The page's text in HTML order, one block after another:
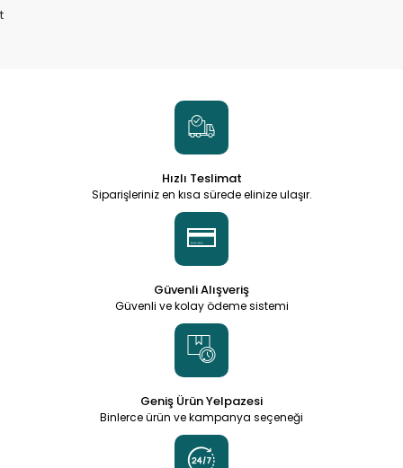
t
Hızlı Teslimat
Siparişleriniz en kısa sürede elinize ulaşır.
Güvenli Alışveriş
Güvenli ve kolay ödeme sistemi
Geniş Ürün Yelpazesi
Binlerce ürün ve kampanya seçeneği